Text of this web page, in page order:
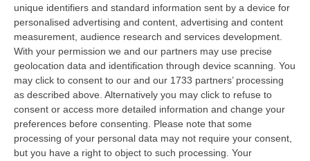
unique identifiers and standard information sent by a device for
personalised advertising and content, advertising and content
measurement, audience research and services development.
With your permission we and our partners may use precise
geolocation data and identification through device scanning. You
may click to consent to our and our 1733 partners’ processing
as described above. Alternatively you may click to refuse to
consent or access more detailed information and change your
preferences before consenting. Please note that some
processing of your personal data may not require your consent,
but you have a right to object to such processing. Your
Dimissioni di Occhiuto, le reazioni della
politica nazionale
Dal centrodestra al centrosinistra, i